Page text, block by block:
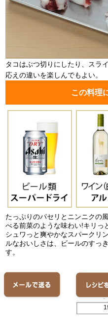
タコはぶつ切りにしたり、スラ
応えの違いを楽しんでもよい。
この料理
たっぷりのパセリとニンニクの
べる前菜のような味わい!キリっ
シュワっと爽やかなスパークリ
ルなおいしさは、ビールのすっ
す。